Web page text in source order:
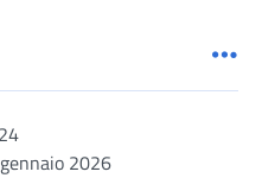
2026